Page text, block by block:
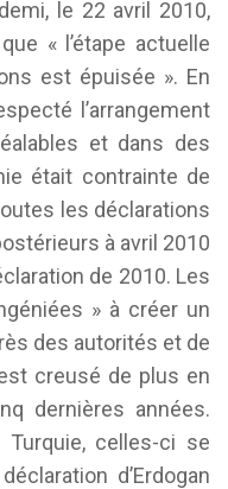
le 22 avril 2010,
« l’étape actuelle
est épuisée ». En
l’arrangement
et dans des
était contrainte de
les déclarations
à avril 2010
de 2010. Les
» à créer un
des autorités et de
creusé de plus en
dernières années.
celles-ci se
d’Erdogan